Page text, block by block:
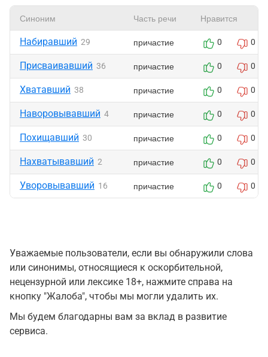
Синоним Часть речи Нравится
Набиравший 29 причастие 0 0
Присваивавший 36 причастие 0 0
Хватавший 38 причастие 0 0
Наворовывавший 4 причастие 0 0
Похищавший 30 причастие 0 0
Нахватывавший 2 причастие 0 0
Уворовывавший 16 причастие 0 0
Уважаемые пользователи, если вы обнаружили слова
или синонимы, относящиеся к оскорбительной,
нецензурной или лексике 18+, нажмите справа на
кнопку "Жалоба", чтобы мы могли удалить их.
Мы будем благодарны вам за вклад в развитие
сервиса.